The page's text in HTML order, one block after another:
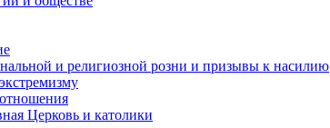
и религиозной розни и призывы к насилию
Церковь и католики